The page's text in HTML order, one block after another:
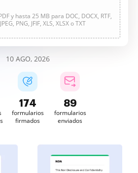
y hasta 25 MB para DOC, DOCX, RTF,
PNG, JFIF, XLS, XLSX o TXT
10 AGO, 2026
174
formularios
firmados
89
formularios
enviados